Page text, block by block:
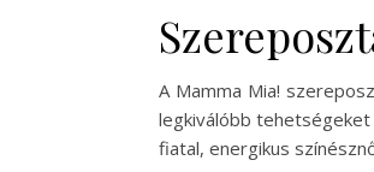
A Mamma Mia!
legkiválóbb tehetségeket
fiatal, energikus